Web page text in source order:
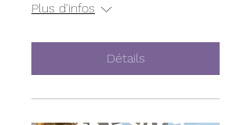
Plus d'infos
Détails